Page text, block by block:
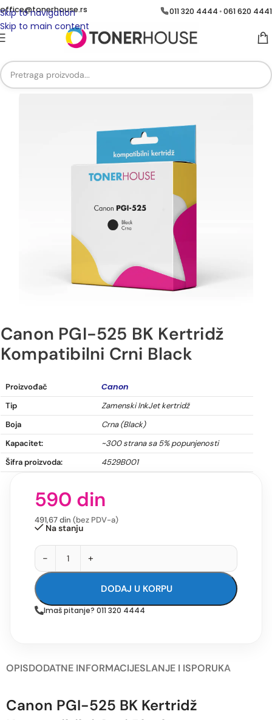
Skip to navigation
Skip to main content
office@tonerhouse.rs 011 320 4444 •061 620 4441
Početna
Canon PGI-525 BK Kertridž
Kompatibilni Crni Black
Canon CLI-526 BK Kertridž Kompatibilni Crni Black
Proizvođač Canon
Tip
Zamenski InkJet kertridž
Boja
Crna (Black)
Kapacitet:
~300 strana sa 5% popunjenosti
Šifra proizvoda:
4529B001
590 din
491,67din (bez PDV-a)
Na stanju
- +
DODAJ U KORPU
Imaš pitanje? 011 320 4444
OPISDODATNE INFORMACIJESLANJE I ISPORUKA
Canon PGI-525 BK Kertridž